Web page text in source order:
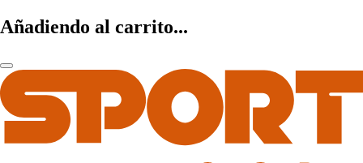
Añadiendo al carrito...